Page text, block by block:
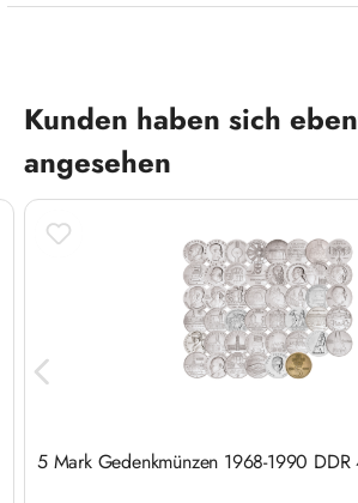
Produktgalerie überspringen
Kunden haben sich
angesehen
5 Mark Gedenkmünzen 1968-1990 DDR